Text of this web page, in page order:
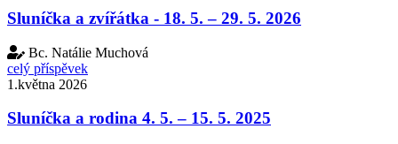
Sluníčka a zvířátka - 18. 5. – 29. 5. 2026
Bc. Natálie Muchová
celý příspěvek
1.května 2026
Sluníčka a rodina 4. 5. – 15. 5. 2025